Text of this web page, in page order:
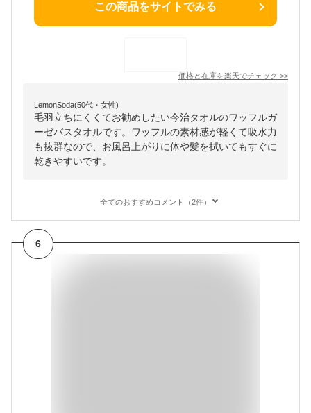
この商品をサイトでみる
価格と在庫を楽天でチェック >>
LemonSoda(50代・女性)
毛羽立ちにくくてお勧めしたい今治タオルのワッフルガ
ーゼバスタオルです。ワッフルの素材感が軽くて吸水力
も抜群なので、お風呂上がりに体や髪を拭いてもすぐに
乾きやすいです。
全てのおすすめコメント（2件）
6